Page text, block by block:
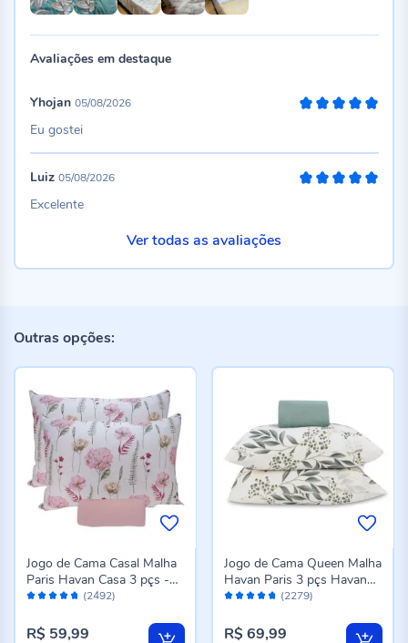
Avaliações em destaque
Yhojan 05/08/2026
Eu gostei
Luiz 05/08/2026
Excelente
Ver todas as avaliações
Outras opções:
Avaliação: (2492)
Jogo de Cama Casal Malha
Paris Havan Casa 3 pçs -
Jardim Rosa Suave
R$ 59,99
Avaliação: (2279)
Jogo de Cama Queen Malha
Havan Paris 3 pçs Havan
Casa - Madrid Verde Topaz
R$ 69,99